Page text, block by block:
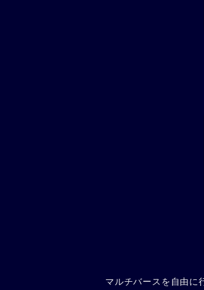
マルチバースを自由に